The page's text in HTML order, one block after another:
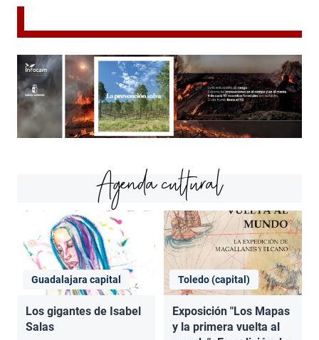
Agenda cultural
Guadalajara capital
Los gigantes de Isabel
Salas
Toledo (capital)
Exposición "Los Mapas
y la primera vuelta al